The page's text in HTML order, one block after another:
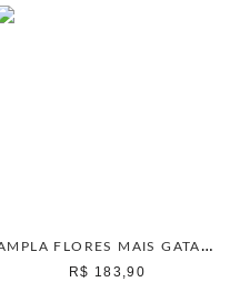
AMPLA FLORES MAIS GATA NATURAL
R$ 183,90